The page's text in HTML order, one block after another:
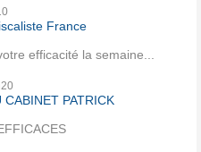
France
efficacité la semaine...
CABINET PATRICK